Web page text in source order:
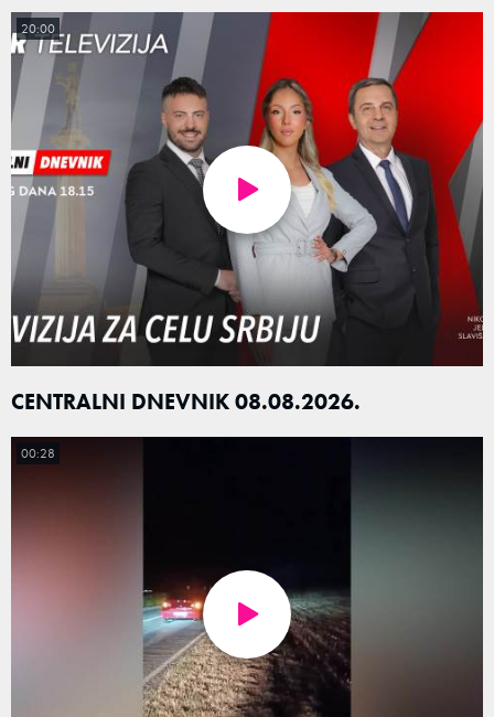
CENTRALNI DNEVNIK 08.08.2026.
20:00
00:28